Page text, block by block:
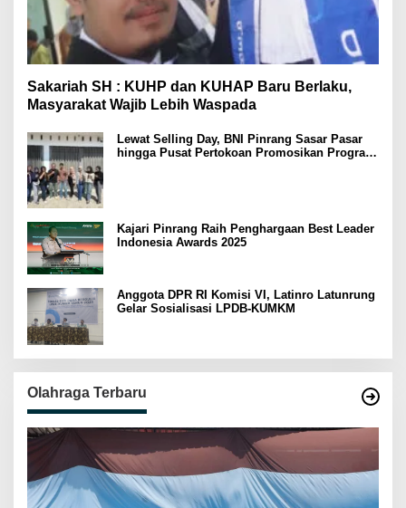
Sakariah SH : KUHP dan KUHAP Baru Berlaku,
Masyarakat Wajib Lebih Waspada
Lewat Selling Day, BNI Pinrang Sasar Pasar
hingga Pusat Pertokoan Promosikan Program
Kajari Pinrang Raih Penghargaan Best Leader
Indonesia Awards 2025
Anggota DPR RI Komisi VI, Latinro Latunrung
Gelar Sosialisasi LPDB-KUMKM
Olahraga Terbaru